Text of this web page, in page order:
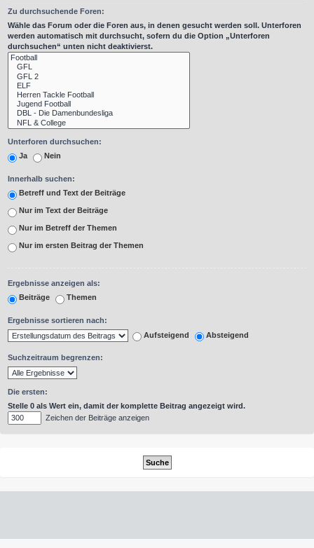
Zu durchsuchende Foren:
Wähle das Forum oder die Foren aus, in denen gesucht werden soll. Unterforen
werden automatisch mit durchsucht, sofern du die Option „Unterforen
durchsuchen“ unten nicht deaktivierst.
Unterforen durchsuchen:
Ja
Nein
Innerhalb suchen:
Betreff und Text der Beiträge
Nur im Text der Beiträge
Nur im Betreff der Themen
Nur im ersten Beitrag der Themen
Ergebnisse anzeigen als:
Beiträge
Themen
Ergebnisse sortieren nach:
Aufsteigend
Absteigend
Suchzeitraum begrenzen:
Die ersten:
Stelle 0 als Wert ein, damit der komplette Beitrag angezeigt wird.
Zeichen der Beiträge anzeigen